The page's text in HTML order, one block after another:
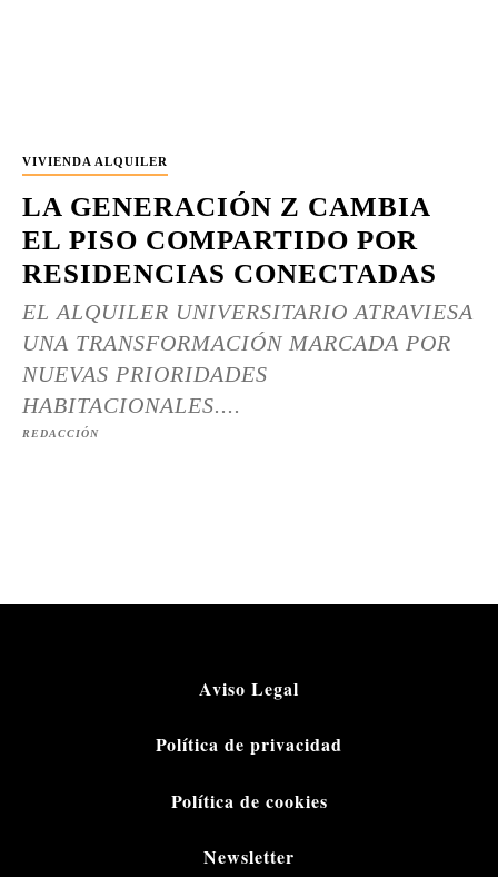
VIVIENDA ALQUILER
LA GENERACIÓN Z CAMBIA
EL PISO COMPARTIDO POR
RESIDENCIAS CONECTADAS
EL ALQUILER UNIVERSITARIO ATRAVIESA
UNA TRANSFORMACIÓN MARCADA POR
NUEVAS PRIORIDADES
HABITACIONALES....
REDACCIÓN
Aviso Legal
Política de privacidad
Política de cookies
Newsletter